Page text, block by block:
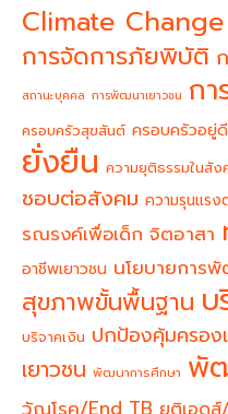
Climate Change
การจัดการภัยพิบัติ
สถานะบุคคล การพัฒนาเยาวชน ก
ครอบครัวสุขสันต์ ครอบครัวอยู่
ยั่งยืน ความยุติธรรมในสั
ชอบต่อสังคม ความรุนแรง
รณรงค์เพื่อเด็ก จิตอาสา
อาชีพเยาวชน นโยบายการ
สุขภาพขั้นพื้นฐาน บ
บริจาคเงิน ปกป้องคุ้มครอง
เยาวชน พัฒนาการศึกษา พั